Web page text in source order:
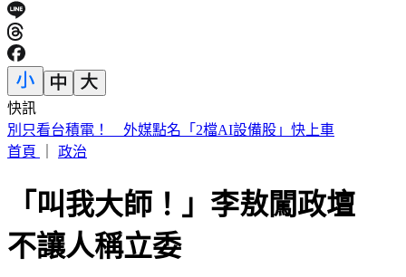
快訊
白海豚暴風圈縮小！掃過北部近海「雨狂炸」 這天才遠離
首頁
政治
「叫我大師！」李敖闖政壇
不讓人稱立委